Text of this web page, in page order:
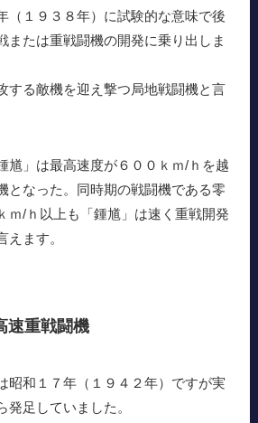
（１９３８年）に試験的な意味で後
または重戦闘機の開発に乗り出しま
する敵機を迎え撃つ局地戦闘機と言
馗」は最高速度が６００ｋｍ/ｈを越
となった。同時期の戦闘機である零
ｍ/ｈ以上も「鍾馗」は速く重戦開発
えます。
速重戦闘機
昭和１７年（１９４２年）ですが実
発足していました。